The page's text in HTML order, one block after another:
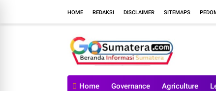
HOME REDAKSI DISCLAIMER SITEMAPS
Home Governance Agriculture